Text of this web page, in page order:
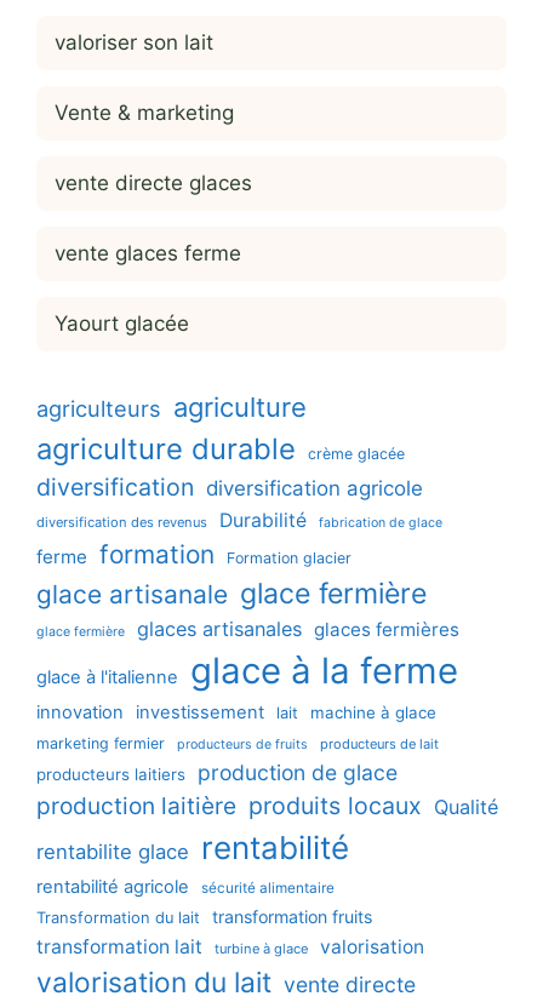
valoriser son lait
Vente & marketing
vente directe glaces
vente glaces ferme
Yaourt glacée
agriculteurs agriculture
agriculture durable crème glacée
diversification diversification agricole
diversification des revenus Durabilité fabrication de glace
ferme formation Formation glacier
glace artisanale glace fermière
glace fermière glaces artisanales glaces fermières
glace à l'italienne glace à la ferme
innovation investissement lait machine à glace
marketing fermier producteurs de fruits producteurs de lait
producteurs laitiers production de glace
production laitière produits locaux Qualité
rentabilite glace
rentabilité
rentabilité agricole sécurité alimentaire
Transformation du lait transformation fruits
transformation lait turbine à glace valorisation
valorisation du lait vente directe